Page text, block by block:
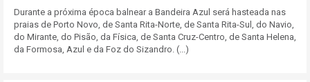
Durante a próxima época balnear a Bandeira Azul será hasteada nas
praias de Porto Novo, de Santa Rita-Norte, de Santa Rita-Sul, do Navio,
do Mirante, do Pisão, da Física, de Santa Cruz-Centro, de Santa Helena,
da Formosa, Azul e da Foz do Sizandro. (...)